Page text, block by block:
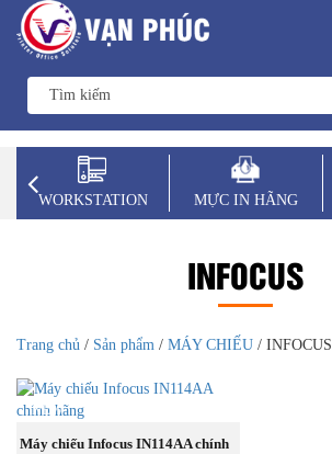
WORKSTATION MỰC IN HÃNG
INFOCUS
Trang chủ / Sản phẩm / MÁY CHIẾU / INFOCUS
NEW
MUA NGAY
Máy chiếu Infocus IN114AA chính